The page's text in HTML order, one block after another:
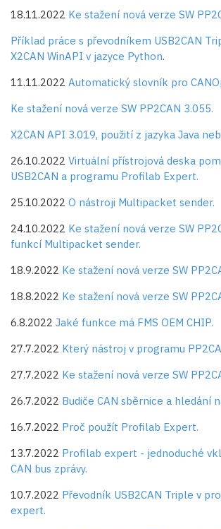
18.11.2022 Ke stažení nová verze SW
Příklad práce s převodníkem USB2CAN
X2CAN WinAPI v jazyce Python.
11.11.2022 Automatický slovník pro
Ke stažení nová verze SW PP2CAN 3.055.
X2CAN API 3.019, použití z jazyka Java
26.10.2022 Virtuální přístrojová deska
USB2CAN a programu Profilab Expert.
25.10.2022 O nástroji Multipacket sender.
24.10.2022 Ke stažení nová verze SW
funkcí Multipacket sender.
18.9.2022 Ke stažení nová verze SW
18.8.2022 Ke stažení nová verze SW
6.8.2022 Jaké funkce má FMS OEM CHIP.
27.7.2022 Který nástroj v programu
27.7.2022 Ke stažení nová verze SW
26.7.2022 Budiče CAN sběrnice a hledání
16.7.2022 Proč použít Profilab Expert.
13.7.2022 Profilab expert - jednoduché
CAN bus zprávy.
10.7.2022 Převodník USB2CAN Triple v
expert.